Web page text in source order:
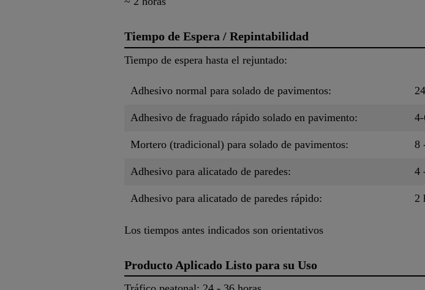
Tiempo de Espera / Repintabilidad
Tiempo de espera hasta el rejuntado:
Adhesivo normal para solado de pavimentos:
Adhesivo de fraguado rápido solado en pavimento:
Mortero (tradicional) para solado de pavimentos: 8
Adhesivo para alicatado de paredes: 4
Adhesivo para alicatado de paredes rápido: 2
Los tiempos antes indicados son orientativos
Producto Aplicado Listo para su Uso